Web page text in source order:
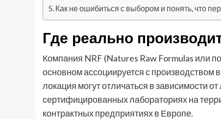
Как не ошибиться с выбором и понять, что
Где реально
Компания NRF (Natures Raw Formulas или
основном ассоциируется с
локация могут отличаться в зависимости
сертифицированных лабораториях на
контрактных предприятиях в Европе.